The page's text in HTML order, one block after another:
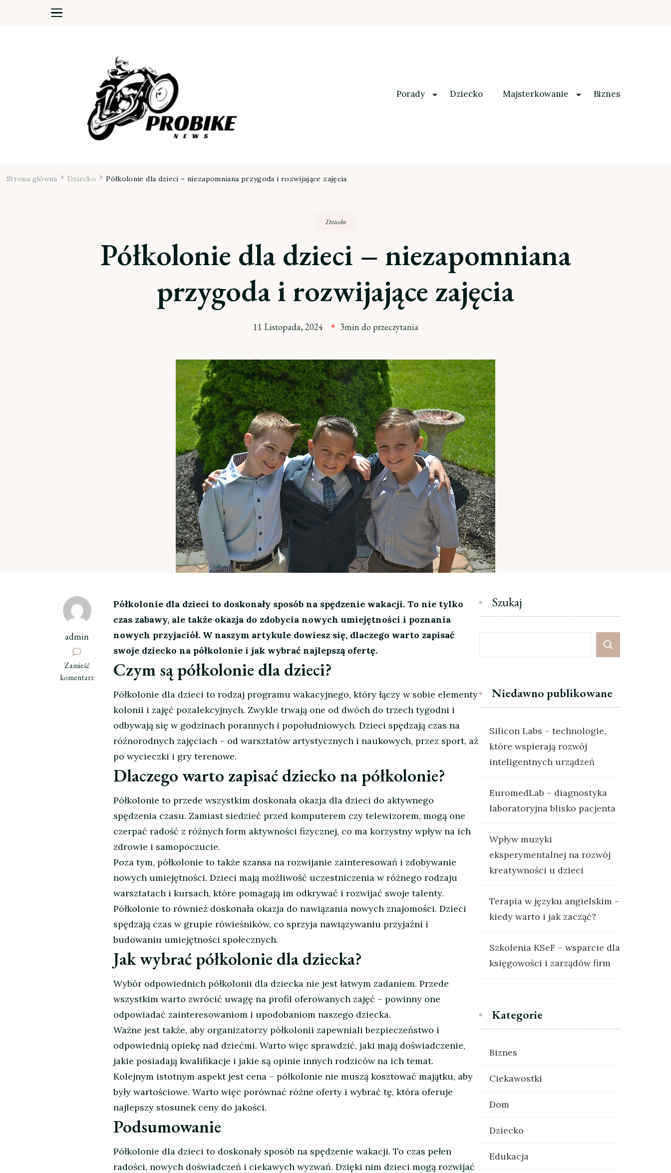
Porady Dziecko Majsterkowanie Biznes
Strona główna Dziecko Półkolonie dla dzieci – niezapomniana przygoda i rozwijające zajęcia
Dziecko
Półkolonie dla dzieci – niezapomniana
przygoda i rozwijające zajęcia
11 Listopada, 2024 3min do przeczytania
admin
Zamieść
komentarz
we
wpisie
niezapomniana
Półkolonie dla dzieci to doskonały sposób na spędzenie wakacji. To nie tylko
czas zabawy, ale także okazja do zdobycia nowych umiejętności i poznania
nowych przyjaciół. W naszym artykule dowiesz się, dlaczego warto zapisać
swoje dziecko na półkolonie i jak wybrać najlepszą ofertę.
Czym są półkolonie dla dzieci?
Półkolonie dla dzieci to rodzaj programu wakacyjnego, który łączy w sobie elementy
kolonii i zajęć pozalekcyjnych. Zwykle trwają one od dwóch do trzech tygodni i
odbywają się w godzinach porannych i popołudniowych. Dzieci spędzają czas na
różnorodnych zajęciach – od warsztatów artystycznych i naukowych, przez sport, aż
po wycieczki i gry terenowe.
Dlaczego warto zapisać dziecko na półkolonie?
Półkolonie to przede wszystkim doskonała okazja dla dzieci do aktywnego
spędzenia czasu. Zamiast siedzieć przed komputerem czy telewizorem, mogą one
czerpać radość z różnych form aktywności fizycznej, co ma korzystny wpływ na ich
zdrowie i samopoczucie.
Poza tym, półkolonie to także szansa na rozwijanie zainteresowań i zdobywanie
nowych umiejętności. Dzieci mają możliwość uczestniczenia w różnego rodzaju
warsztatach i kursach, które pomagają im odkrywać i rozwijać swoje talenty.
Półkolonie to również doskonała okazja do nawiązania nowych znajomości. Dzieci
spędzają czas w grupie rówieśników, co sprzyja nawiązywaniu przyjaźni i
budowaniu umiejętności społecznych.
Jak wybrać półkolonie dla dziecka?
Wybór odpowiednich półkolonii dla dziecka nie jest łatwym zadaniem. Przede
wszystkim warto zwrócić uwagę na profil oferowanych zajęć – powinny one
odpowiadać zainteresowaniom i upodobaniom naszego dziecka.
Ważne jest także, aby organizatorzy półkolonii zapewniali bezpieczeństwo i
odpowiednią opiekę nad dziećmi. Warto więc sprawdzić, jaki mają doświadczenie,
jakie posiadają kwalifikacje i jakie są opinie innych rodziców na ich temat.
Kolejnym istotnym aspekt jest cena – półkolonie nie muszą kosztować majątku, aby
były wartościowe. Warto więc porównać różne oferty i wybrać tę, która oferuje
najlepszy stosunek ceny do jakości.
Podsumowanie
Półkolonie dla dzieci to doskonały sposób na spędzenie wakacji. To czas pełen
radości, nowych doświadczeń i ciekawych wyzwań. Dzięki nim dzieci mogą rozwijać
Szukaj
Niedawno publikowane
Silicon Labs – technologie,
które wspierają rozwój
inteligentnych urządzeń
EuromedLab – diagnostyka
laboratoryjna blisko pacjenta
Wpływ muzyki
eksperymentalnej na rozwój
kreatywności u dzieci
Terapia w języku angielskim –
kiedy warto i jak zacząć?
Szkolenia KSeF – wsparcie dla
księgowości i zarządów firm
Kategorie
Biznes
Ciekawostki
Dom
Dziecko
Edukacja